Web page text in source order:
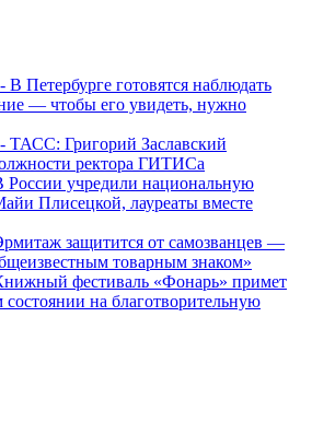
- В Петербурге готовятся наблюдать
— чтобы его увидеть, нужно
- ТАСС: Григорий Заславский
ректора ГИТИСа
России учредили национальную
Плисецкой, лауреаты вместе
защитится от самозванцев —
товарным знаком»
фестиваль «Фонарь» примет
на благотворительную